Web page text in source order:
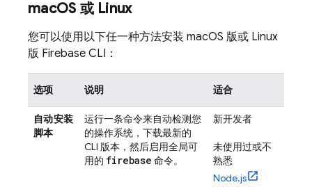
macOS 或 Linux
您可以使用以下任一种方法安装 macOS 版或 Linux
版 Firebase CLI：
选项 说明 适合
自动安装
脚本
运行一条命令来自动检测您
的操作系统，下载最新的
CLI 版本，然后启用全局可
用的 firebase 命令。
新开发者
未使用过或不
熟悉
Node.js